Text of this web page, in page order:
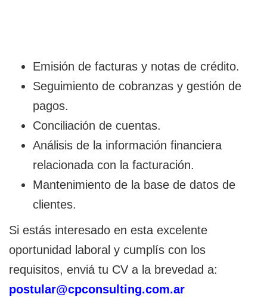
Emisión de facturas y notas de crédito.
Seguimiento de cobranzas y gestión de
pagos.
Conciliación de cuentas.
Análisis de la información financiera
relacionada con la facturación.
Mantenimiento de la base de datos de
clientes.
Si estás interesado en esta excelente
oportunidad laboral y cumplís con los
requisitos, enviá tu CV a la brevedad a:
postular@cpconsulting.com.ar